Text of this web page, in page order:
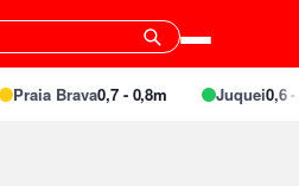
Praia Brava0,7 - 0,8m Juquei0,6 -